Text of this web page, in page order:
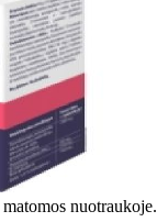
nuotraukoje.